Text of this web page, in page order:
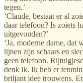
tegen.’
‘Claude, bestaat er al
daar telefoon? Is zoiets
uitgevonden?’
‘Ja, moderne dame, dat
lijnen zijn schaars en
geen telefoon.
denk ik. Ik heb er
briljant idee trouwens.